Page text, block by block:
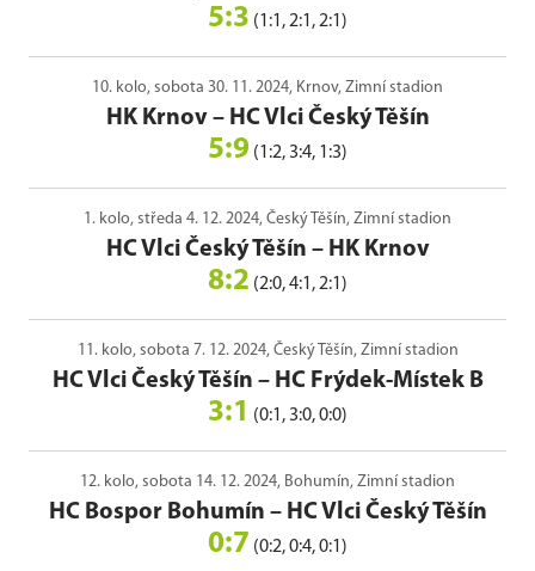
5:3 (1:1, 2:1, 2:1)
10. kolo, sobota 30. 11. 2024, Krnov, Zimní stadion
HK Krnov– HC Vlci Český Těšín
5:9 (1:2, 3:4, 1:3)
1. kolo, středa 4. 12. 2024, Český Těšín, Zimní stadion
HC Vlci Český Těšín – HK Krnov
8:2 (2:0, 4:1, 2:1)
11. kolo, sobota 7. 12. 2024, Český Těšín, Zimní stadion
HC Vlci Český Těšín – HC Frýdek-Místek B
3:1 (0:1, 3:0, 0:0)
12. kolo, sobota 14. 12. 2024, Bohumín, Zimní stadion
HC Bospor Bohumín – HC Vlci Český Těšín
0:7 (0:2, 0:4, 0:1)